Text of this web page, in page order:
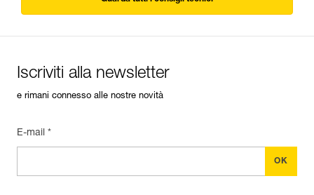
Iscriviti alla newsletter
e rimani connesso alle nostre novità
E-mail *